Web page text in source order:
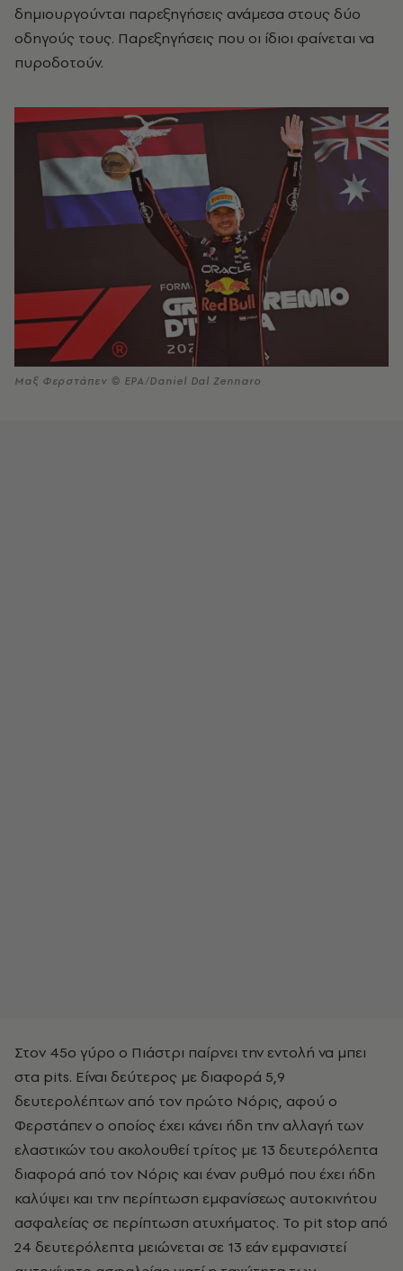
δημιουργούνται παρεξηγήσεις ανάμεσα στους δύο
οδηγούς τους. Παρεξηγήσεις που οι ίδιοι φαίνεται να
πυροδοτούν.
Μαξ Φερστάπεν © EPA/Daniel Dal Zennaro
Στον 45ο γύρο ο Πιάστρι παίρνει την εντολή να μπει
στα pits. Είναι δεύτερος με διαφορά 5,9
δευτερολέπτων από τον πρώτο Νόρις, αφού ο
Φερστάπεν ο οποίος έχει κάνει ήδη την αλλαγή των
ελαστικών του ακολουθεί τρίτος με 13 δευτερόλεπτα
διαφορά από τον Νόρις και έναν ρυθμό που έχει ήδη
καλύψει και την περίπτωση εμφανίσεως αυτοκινήτου
ασφαλείας σε περίπτωση ατυχήματος. Το pit stop από
24 δευτερόλεπτα μειώνεται σε 13 εάν εμφανιστεί